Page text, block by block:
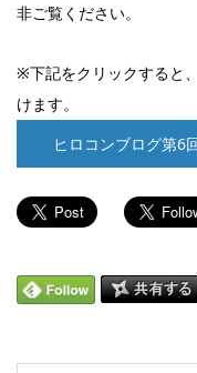
非ご覧ください。
※下記をクリックすると
けます。
ヒロコンブログ第6